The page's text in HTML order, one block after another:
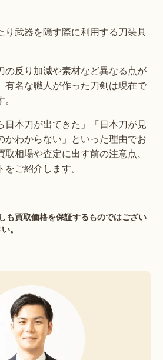
り武器を隠す際に利用する刀装具
の反り加減や素材など異なる点が
有名な職人が作った刀剣は現在で
日本刀が出てきた」「日本刀が見
かわからない」といった理由でお
相場や査定に出す前の注意点、
ご紹介します。
も買取価格を保証するものではござい
。